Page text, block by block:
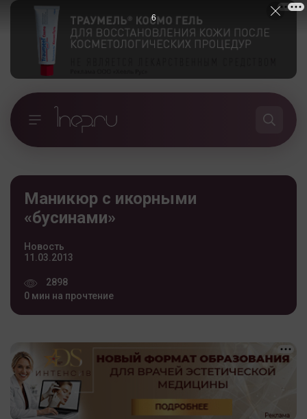
Маникюр с икорными
«бусинами»
Новость
11.03.2013
2898
0 мин на прочтение
5